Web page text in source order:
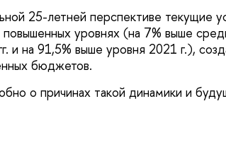
25-летней перспективе текущие
уровнях (на 7% выше
и на 91,5% выше уровня 2021 г.),
бюджетов.
о причинах такой динамики и